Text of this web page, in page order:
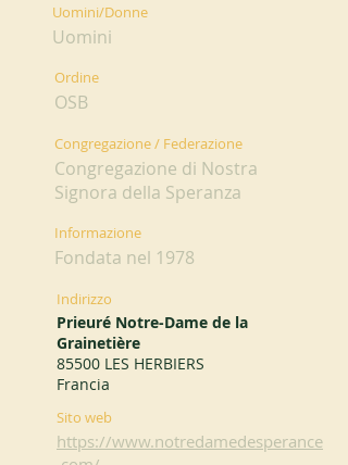
Uomini/Donne
Uomini
Ordine
OSB
Congregazione / Federazione
Congregazione di Nostra
Signora della Speranza
Informazione
Fondata nel 1978
Indirizzo
Prieuré Notre-Dame de la
Grainetière
85500 LES HERBIERS
Francia
Sito web
https://www.notredamedesperance